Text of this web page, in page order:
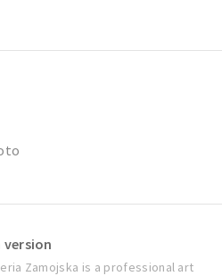
version
Zamojska is a professional art